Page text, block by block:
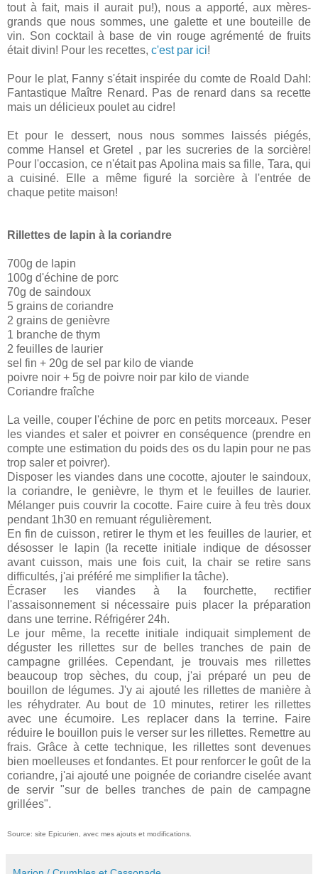
tout à fait, mais il aurait pu!), nous a apporté, aux mères-
grands que nous sommes, une galette et une bouteille de
vin. Son cocktail à base de vin rouge agrémenté de fruits
était divin! Pour les recettes, c'est par ici!
Pour le plat, Fanny s'était inspirée du comte de Roald Dahl:
Fantastique Maître Renard. Pas de renard dans sa recette
mais un délicieux poulet au cidre!
Et pour le dessert, nous nous sommes laissés piégés,
comme Hansel et Gretel , par les sucreries de la sorcière!
Pour l'occasion, ce n'était pas Apolina mais sa fille, Tara, qui
a cuisiné. Elle a même figuré la sorcière à l'entrée de
chaque petite maison!
Rillettes de lapin à la coriandre
700g de lapin
100g d'échine de porc
70g de saindoux
5 grains de coriandre
2 grains de genièvre
1 branche de thym
2 feuilles de laurier
sel fin + 20g de sel par kilo de viande
poivre noir + 5g de poivre noir par kilo de viande
Coriandre fraîche
La veille, couper l'échine de porc en petits morceaux. Peser
les viandes et saler et poivrer en conséquence (prendre en
compte une estimation du poids des os du lapin pour ne pas
trop saler et poivrer).
Disposer les viandes dans une cocotte, ajouter le saindoux,
la coriandre, le genièvre, le thym et le feuilles de laurier.
Mélanger puis couvrir la cocotte. Faire cuire à feu très doux
pendant 1h30 en remuant régulièrement.
En fin de cuisson, retirer le thym et les feuilles de laurier, et
désosser le lapin (la recette initiale indique de désosser
avant cuisson, mais une fois cuit, la chair se retire sans
difficultés, j'ai préféré me simplifier la tâche).
Écraser les viandes à la fourchette, rectifier
l'assaisonnement si nécessaire puis placer la préparation
dans une terrine. Réfrigérer 24h.
Le jour même, la recette initiale indiquait simplement de
déguster les rillettes sur de belles tranches de pain de
campagne grillées. Cependant, je trouvais mes rillettes
beaucoup trop sèches, du coup, j'ai préparé un peu de
bouillon de légumes. J'y ai ajouté les rillettes de manière à
les réhydrater. Au bout de 10 minutes, retirer les rillettes
avec une écumoire. Les replacer dans la terrine. Faire
réduire le bouillon puis le verser sur les rillettes. Remettre au
frais. Grâce à cette technique, les rillettes sont devenues
bien moelleuses et fondantes. Et pour renforcer le goût de la
coriandre, j'ai ajouté une poignée de coriandre ciselée avant
de servir "sur de belles tranches de pain de campagne
grillées".
Source: site Epicurien, avec mes ajouts et modifications.